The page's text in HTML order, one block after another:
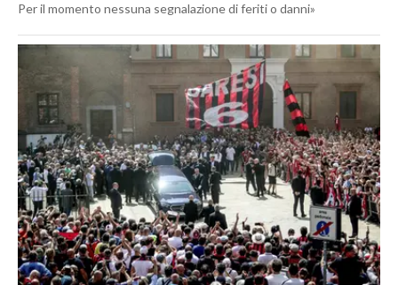
Per il momento nessuna segnalazione di feriti o danni»